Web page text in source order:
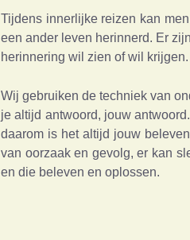
Tijdens innerlijke reizen kan
een ander leven herinnerd. Er
herinnering wil zien of wil krijgen.
Wij gebruiken de techniek van
je altijd antwoord, jouw
daarom is het altijd jouw
van oorzaak en gevolg, er kan
en die beleven en oplossen.